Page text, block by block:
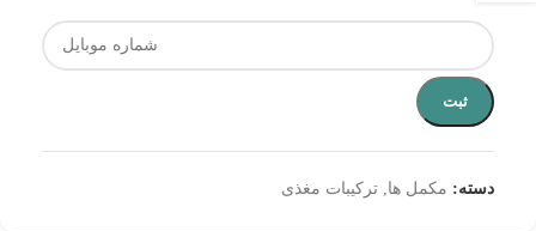
ثبت
دسته: مکمل ها ترکیبات مغذی